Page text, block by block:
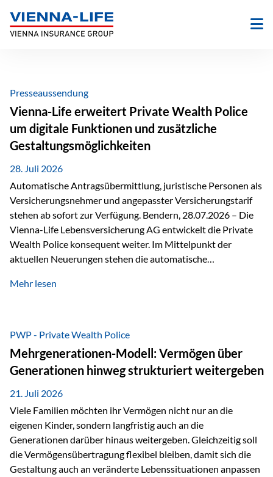
Inhalt
springen
Presseaussendung
Vienna-Life erweitert Private Wealth Police
um digitale Funktionen und zusätzliche
Gestaltungsmöglichkeiten
28. Juli 2026
Automatische Antragsübermittlung, juristische Personen als
Versicherungsnehmer und angepasster Versicherungstarif
stehen ab sofort zur Verfügung. Bendern, 28.07.2026 – Die
Vienna-Life Lebensversicherung AG entwickelt die Private
Wealth Police konsequent weiter. Im Mittelpunkt der
aktuellen Neuerungen stehen die automatische
als Versicherungsnehmer einzusetzen, sowie eine
Abwicklung für Vertriebspartner deutlich effizienter
gestaltet. Anträge werden direkt elektronisch übermittelt,
Medienbrüche reduziert und die weitere Bearbeitung
beschleunigt. Ab sofort können auch juristische Personen,
wie Kapitalgesellschaften oder Stiftungen, als
Versicherungsnehmer eingesetzt werden. Damit erweitert
die Vienna-Life die Einsatzmöglichkeiten der Private Wealth
Police insbesondere für…
Mehr lesen
PWP - Private Wealth Police
Mehrgenerationen-Modell: Vermögen über
Generationen hinweg strukturiert weitergeben
21. Juli 2026
Viele Familien möchten ihr Vermögen nicht nur an die
eigenen Kinder, sondern langfristig auch an die
Generationen darüber hinaus weitergeben. Gleichzeitig soll
die Vermögensübertragung flexibel bleiben, damit sich die
Gestaltung auch an veränderte Lebenssituationen anpassen